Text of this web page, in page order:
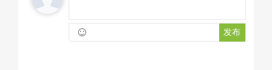
☺ 发布